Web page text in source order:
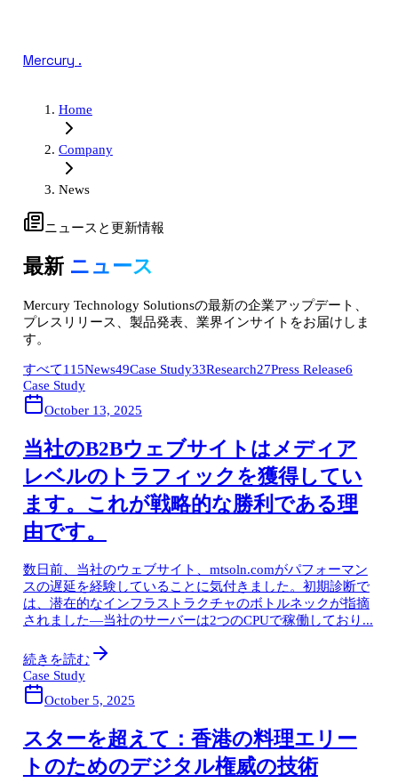
Mercury .
Home
Company
News
ニュースと更新情報
最新 ニュース
Mercury Technology Solutionsの最新の企業アップデート、
プレスリリース、製品発表、業界インサイトをお届けしま
す。
すべて115News49Case Study33Research27Press Release6
Case Study
October 13, 2025
当社のB2Bウェブサイトはメディア
レベルのトラフィックを獲得してい
ます。これが戦略的な勝利である理
由です。
数日前、当社のウェブサイト、mtsoln.comがパフォーマン
スの遅延を経験していることに気付きました。初期診断で
は、潜在的なインフラストラクチャのボトルネックが指摘
されました—当社のサーバーは2つのCPUで稼働しており...
続きを読む
Case Study
October 5, 2025
スターを超えて：香港の料理エリー
トのためのデジタル権威の技術